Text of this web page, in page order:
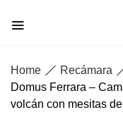
Home Recámara
Domus Ferrara –
volcán con mesitas